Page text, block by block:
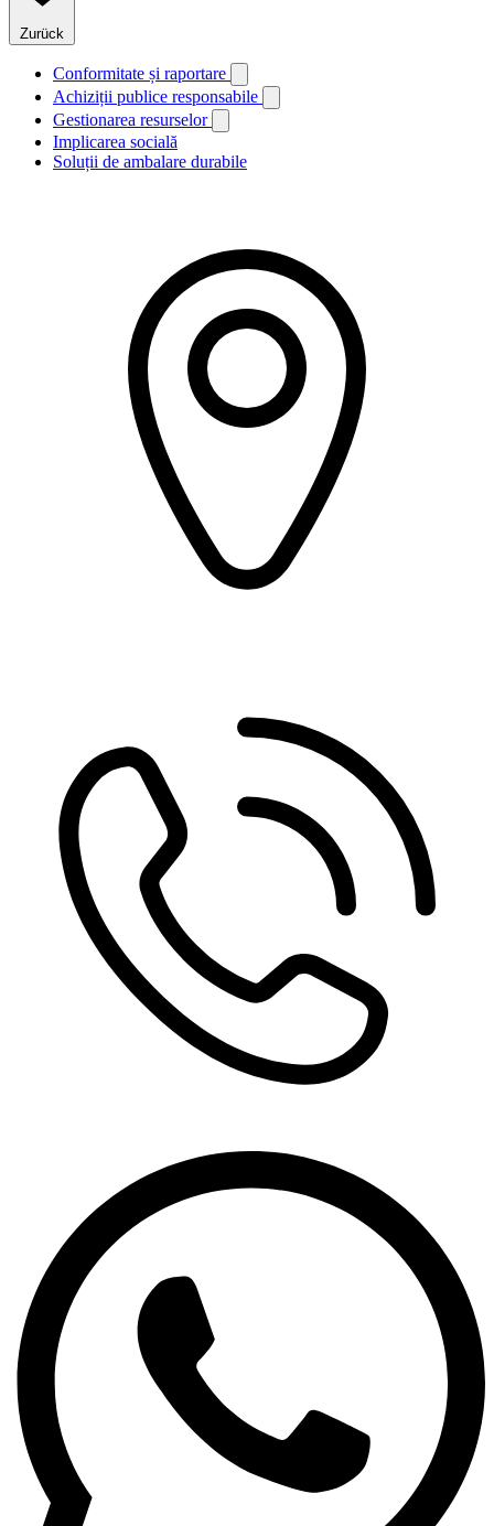
Zurück
Conformitate și raportare
Achiziții publice responsabile
Gestionarea resurselor
Implicarea socială
Soluții de ambalare durabile